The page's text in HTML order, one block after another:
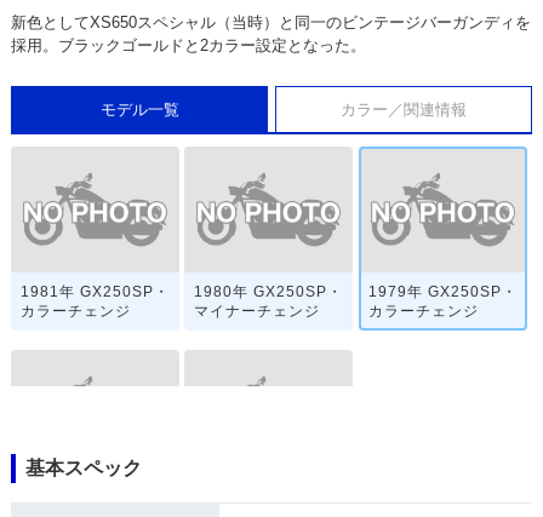
新色としてXS650スペシャル（当時）と同一のビンテージバーガンディを
採用。ブラックゴールドと2カラー設定となった。
モデル一覧 カラー／関連情報
1981年 GX250SP・
カラーチェンジ
1980年 GX250SP・
マイナーチェンジ
1979年 GX250SP・
カラーチェンジ
基本スペック